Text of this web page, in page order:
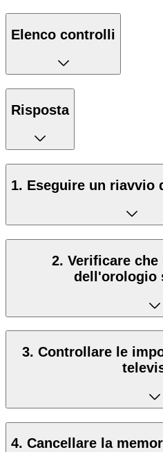
Elenco controlli
Risposta
1. Eseguire un riavvio
2. Verificare
dell'orologio
3. Controllare le
4. Cancellare la